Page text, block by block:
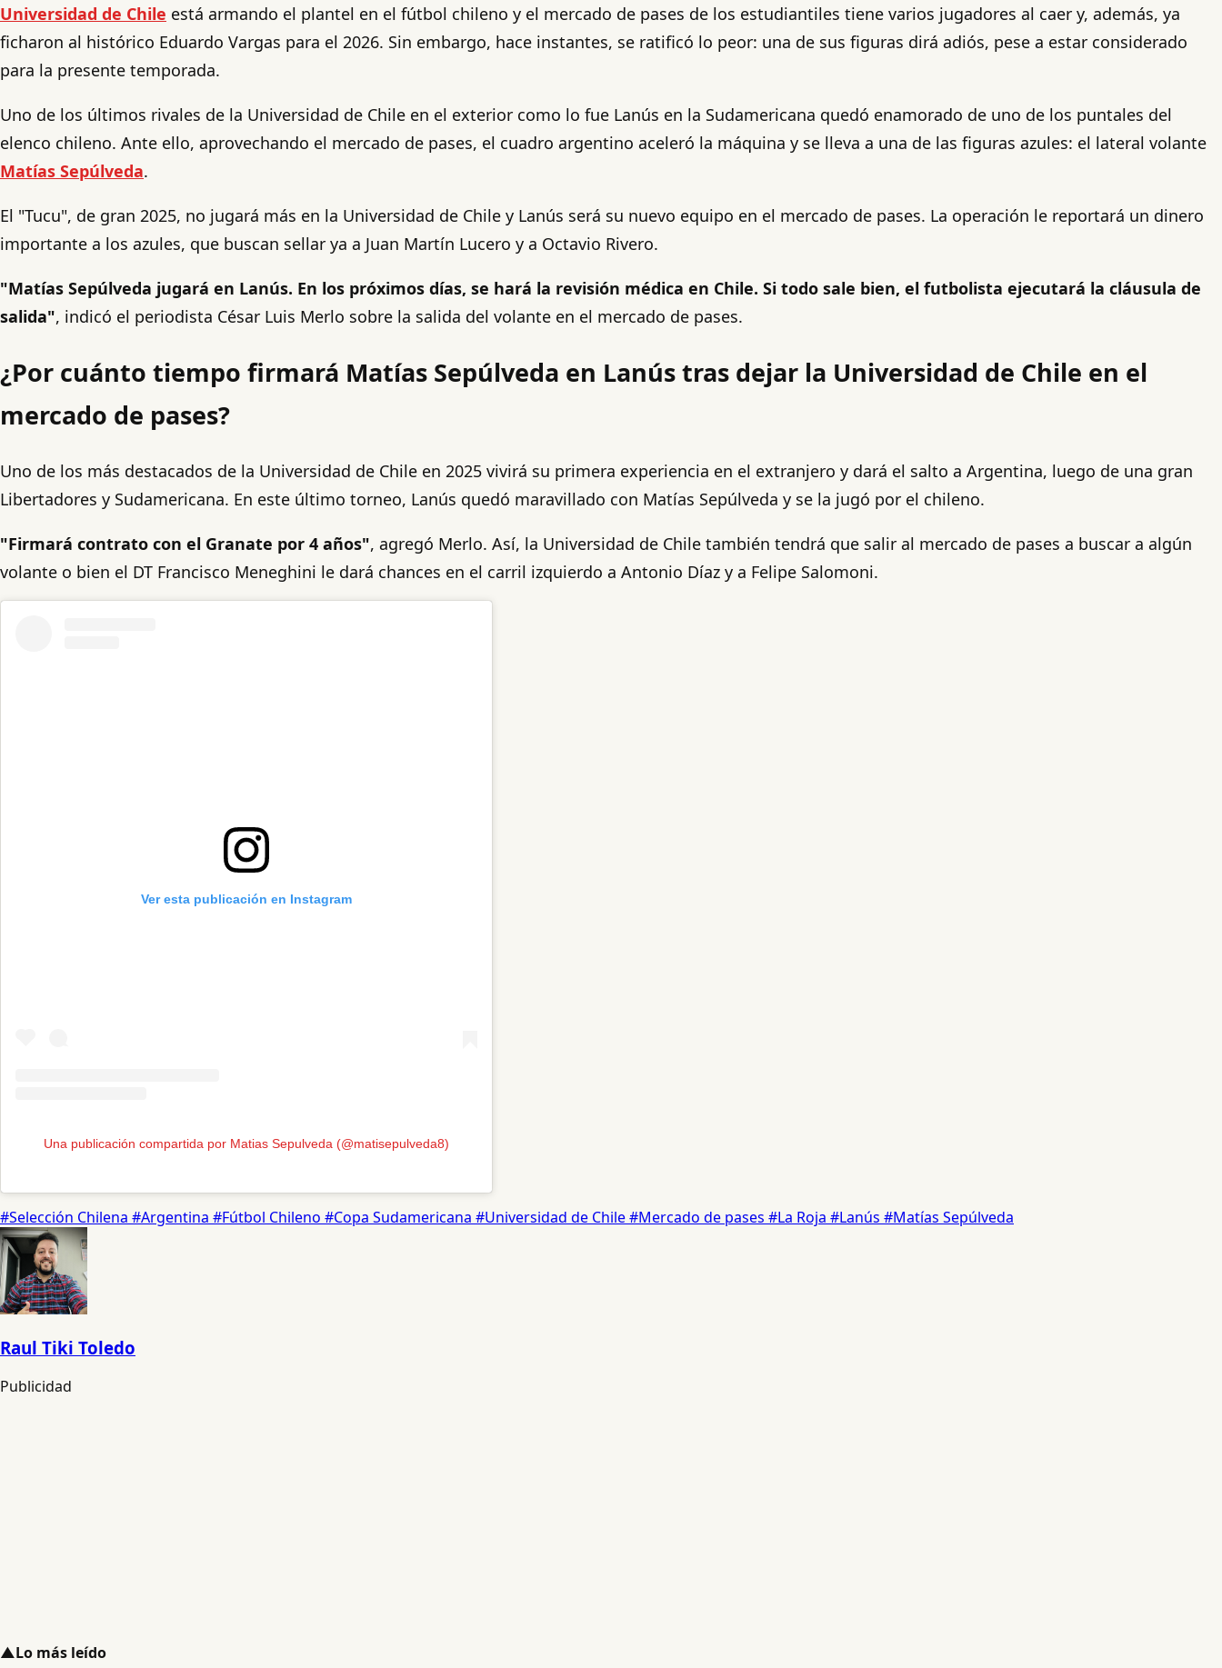
Universidad de Chile está armando el plantel en el fútbol chileno y el mercado de pases de los estudiantiles tiene varios jugadores al caer y, además, ya
ficharon al histórico Eduardo Vargas para el 2026. Sin embargo, hace instantes, se ratificó lo peor: una de sus figuras dirá adiós, pese a estar considerado
para la presente temporada.
Uno de los últimos rivales de la Universidad de Chile en el exterior como lo fue Lanús en la Sudamericana quedó enamorado de uno de los puntales del
elenco chileno. Ante ello, aprovechando el mercado de pases, el cuadro argentino aceleró la máquina y se lleva a una de las figuras azules: el lateral volante
Matías Sepúlveda.
El "Tucu", de gran 2025, no jugará más en la Universidad de Chile y Lanús será su nuevo equipo en el mercado de pases. La operación le reportará un dinero
importante a los azules, que buscan sellar ya a Juan Martín Lucero y a Octavio Rivero.
"Matías Sepúlveda jugará en Lanús. En los próximos días, se hará la revisión médica en Chile. Si todo sale bien, el futbolista ejecutará la cláusula de
salida", indicó el periodista César Luis Merlo sobre la salida del volante en el mercado de pases.
¿Por cuánto tiempo firmará Matías Sepúlveda en Lanús tras dejar la Universidad de Chile en el
mercado de pases?
Uno de los más destacados de la Universidad de Chile en 2025 vivirá su primera experiencia en el extranjero y dará el salto a Argentina, luego de una gran
Libertadores y Sudamericana. En este último torneo, Lanús quedó maravillado con Matías Sepúlveda y se la jugó por el chileno.
"Firmará contrato con el Granate por 4 años", agregó Merlo. Así, la Universidad de Chile también tendrá que salir al mercado de pases a buscar a algún
volante o bien el DT Francisco Meneghini le dará chances en el carril izquierdo a Antonio Díaz y a Felipe Salomoni.
Ver esta publicación en Instagram
Una publicación compartida por Matias Sepulveda (@matisepulveda8)
#Selección Chilena #Argentina #Fútbol Chileno #Copa Sudamericana #Universidad de Chile#Mercado de pases #La Roja #Lanús #Matías Sepúlveda
Raul Tiki Toledo
Publicidad
▲Lo más leído